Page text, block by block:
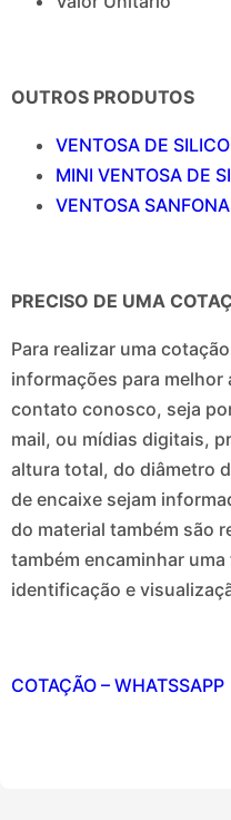
OUTROS PRODUTOS
VENTOSA DE
MINI VENTOSA DE
VENTOSA
PRECISO DE UMA
Para realizar uma
informações para melhor
contato conosco, seja
mail, ou mídias digitais,
altura total, do diâmetro
de encaixe sejam
do material também são
também encaminhar
identificação e
COTAÇÃO – WHATSSAPP